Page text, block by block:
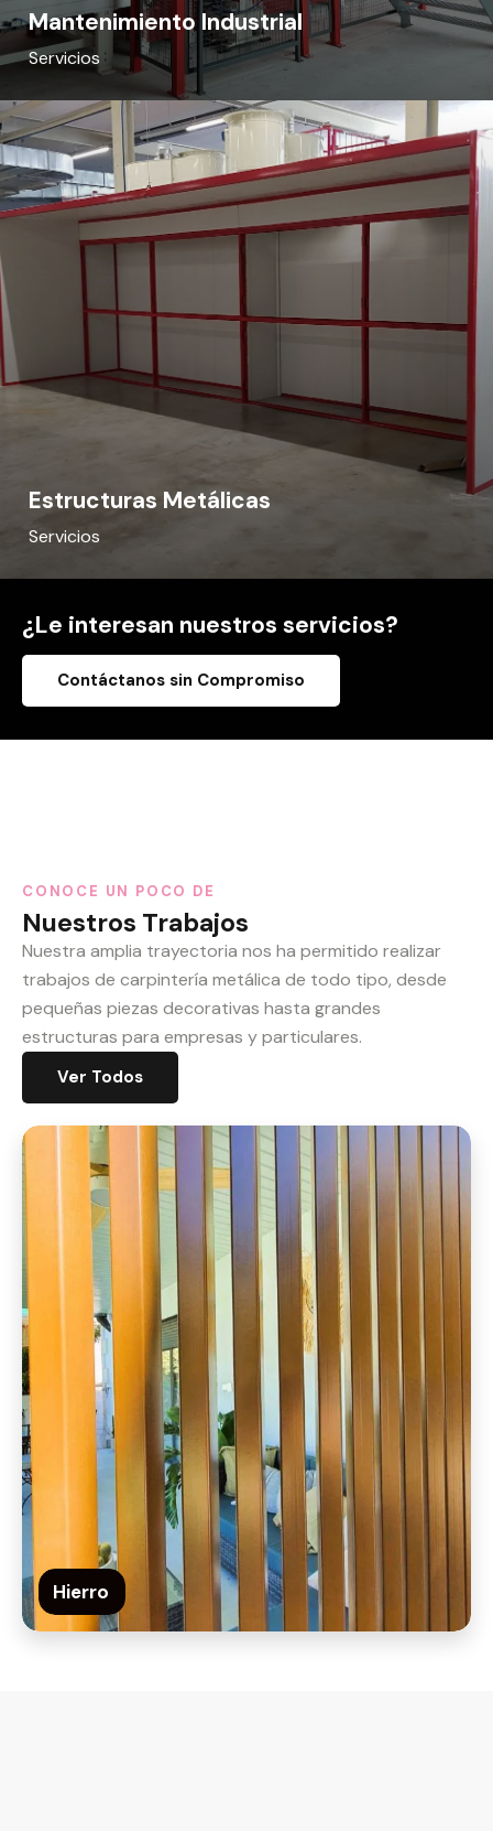
Mantenimiento Industrial
Servicios
Estructuras Metálicas
Servicios
¿Le interesan nuestros servicios?
Contáctanos sin Compromiso
CONOCE UN POCO DE
Nuestros Trabajos
Nuestra amplia trayectoria nos ha permitido realizar
trabajos de carpintería metálica de todo tipo, desde
pequeñas piezas decorativas hasta grandes
estructuras para empresas y particulares.
Ver Todos
Hierro